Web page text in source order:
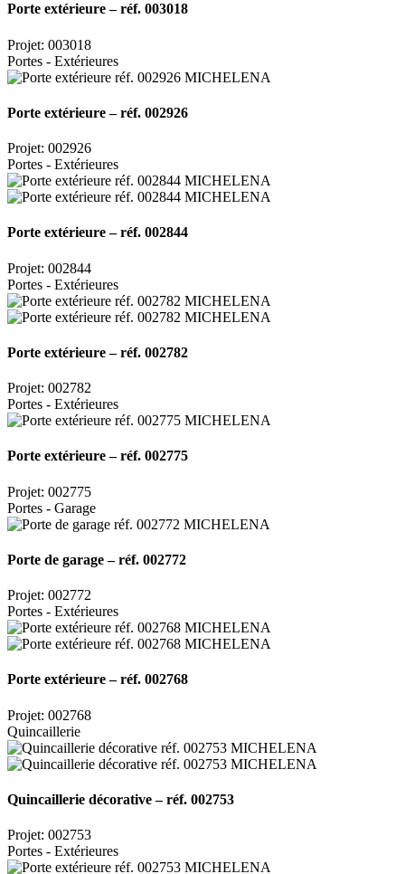
Porte extérieure – réf. 003018
Projet: 003018
Portes - Extérieures
Porte extérieure – réf. 002926
Projet: 002926
Portes - Extérieures
Porte extérieure – réf. 002844
Projet: 002844
Portes - Extérieures
Porte extérieure – réf. 002782
Projet: 002782
Portes - Extérieures
Porte extérieure – réf. 002775
Projet: 002775
Portes - Garage
Porte de garage – réf. 002772
Projet: 002772
Portes - Extérieures
Porte extérieure – réf. 002768
Projet: 002768
Quincaillerie
Quincaillerie décorative – réf. 002753
Projet: 002753
Portes - Extérieures